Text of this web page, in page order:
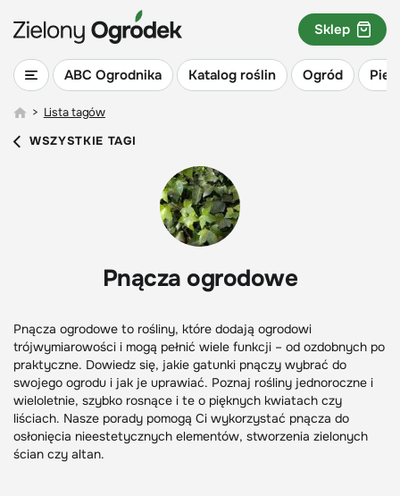
ABC Ogrodnika Katalog roślin Ogród
Sklep
> Lista tagów
WSZYSTKIE TAGI
Pnącza ogrodowe
Pnącza ogrodowe to rośliny, które dodają ogrodowi
trójwymiarowości i mogą pełnić wiele funkcji – od ozdobnych po
praktyczne. Dowiedz się, jakie gatunki pnączy wybrać do
swojego ogrodu i jak je uprawiać. Poznaj rośliny jednoroczne i
wieloletnie, szybko rosnące i te o pięknych kwiatach czy
liściach. Nasze porady pomogą Ci wykorzystać pnącza do
osłonięcia nieestetycznych elementów, stworzenia zielonych
ścian czy altan.